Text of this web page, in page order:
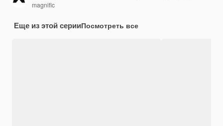
magnific
Еще из этой серииПосмотреть все